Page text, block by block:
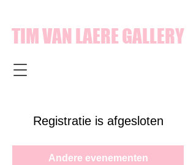
TIM VAN LAERE GALLERY
Registratie is afgesloten
Andere evenementen